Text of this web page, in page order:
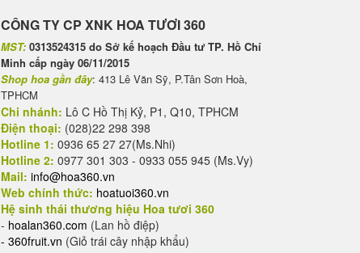
CÔNG TY CP XNK HOA TƯƠI 360
MST: 0313524315 do Sở kế hoạch Đầu tư TP. Hồ Chí
Minh cấp ngày 06/11/2015
Shop hoa gần đây: 413 Lê Văn Sỹ, P.Tân Sơn Hoà,
TPHCM
Chi nhánh: Lô C Hồ Thị Kỷ, P1, Q10, TPHCM
Điện thoại: (028)22 298 398
Hotline 1: 0936 65 27 27(Ms.Nhi)
Hotline 2: 0977 301 303 - 0933 055 945 (Ms.Vy)
Mail: info@hoa360.vn
Web chính thức: hoatuoi360.vn
Hệ sinh thái thương hiệu Hoa tươi 360
- hoalan360.com (Lan hồ điệp)
- 360fruit.vn (Giỏ trái cây nhập khẩu)